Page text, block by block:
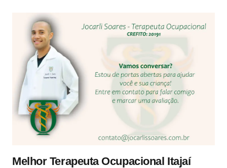
Melhor Terapeuta Ocupacional Itajaí